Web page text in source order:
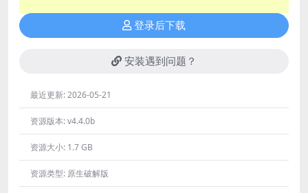
登录后下载
安装遇到问题？
最近更新:2026-05-21
资源版本:v4.4.0b
资源大小: 1.7 GB
资源类型: 原生破解版